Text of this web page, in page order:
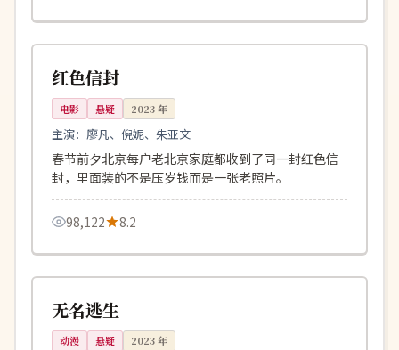
中国
完结 116分钟
红色信封
电影 悬疑 2023年
主演：廖凡、倪妮、朱亚文
春节前夕北京每户老北京家庭都收到了同一封红色信
封，里面装的不是压岁钱而是一张老照片。
98,122 8.2
英国
热播 146分钟
无名逃生
动漫 悬疑 2023年